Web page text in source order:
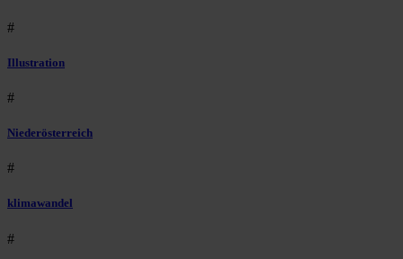
#
Illustration
#
Niederösterreich
#
klimawandel
#